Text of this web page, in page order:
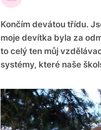
Končím devátou třídu.
moje devítka byla za
to celý ten můj
systémy, které naše